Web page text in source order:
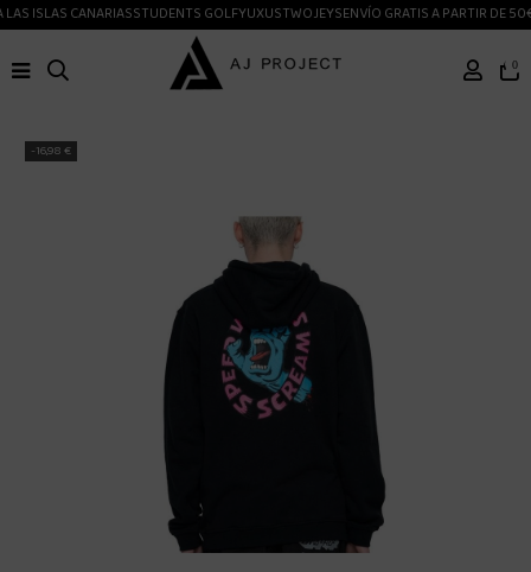
ISLAS CANARIASSTUDENTS GOLFYUXUSTWOJEYSENVÍO GRATIS A PARTIR DE 50€
0
-16,98 €